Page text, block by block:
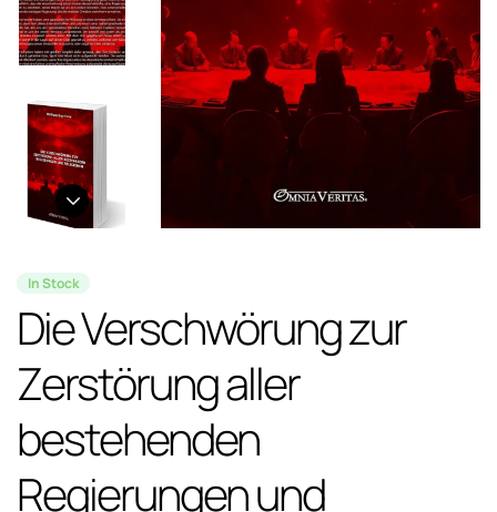
In Stock
Die Verschwörung zur
Zerstörung aller
bestehenden
Regierungen und